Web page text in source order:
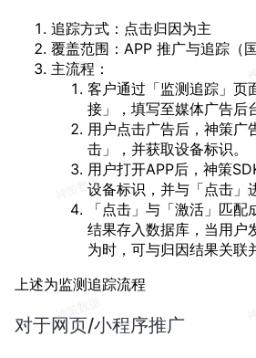
追踪方式：点击归因为主
覆盖范围：APP 推广与追踪（国
主流程：
客户通过「监测追踪」页
接」，填写至媒体广告后
用户点击广告后，神策广
击」，并获取设备标识。
用户打开APP后，神策
设备标识，并与「点击」
「点击」与「激活」匹
结果存入数据库，当用户
为时，可与归因结果关联
上述为监测追踪流程
对于网页/小程序推广